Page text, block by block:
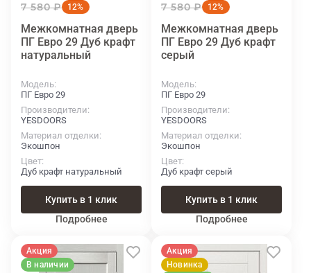
7 580 ₽ 12%
Межкомнатная дверь
ПГ Евро 29 Дуб крафт
натуральный
Модель
ПГ Евро 29
Производители
YESDOORS
Материал отделки
Экошпон
Цвет
Дуб крафт натуральный
Купить в 1 клик
Подробнее
7 580 ₽ 12%
Межкомнатная дверь
ПГ Евро 29 Дуб крафт
серый
Модель
ПГ Евро 29
Производители
YESDOORS
Материал отделки
Экошпон
Цвет
Дуб крафт серый
Купить в 1 клик
Подробнее
Акция
В наличии
Акция
Новинка